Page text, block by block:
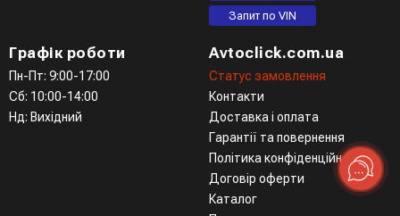
Запит по VIN
Графік роботи
Пн-Пт: 9:00-17:00
Сб: 10:00-14:00
Нд: Вихідний
Avtoclick.com.ua
Статус замовлення
Контакти
Доставка і оплата
Гарантії та повернення
Політика конфіденційності
Договір оферти
Каталог